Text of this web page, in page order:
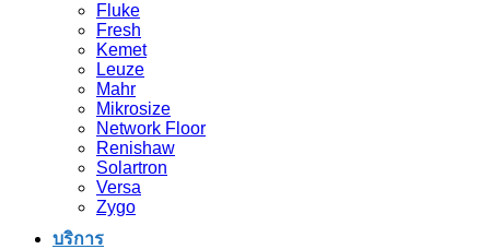
Fluke
Fresh
Kemet
Leuze
Mahr
Mikrosize
Network Floor
Renishaw
Solartron
Versa
Zygo
บริการ